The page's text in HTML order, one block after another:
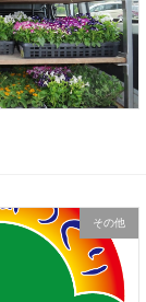
その他